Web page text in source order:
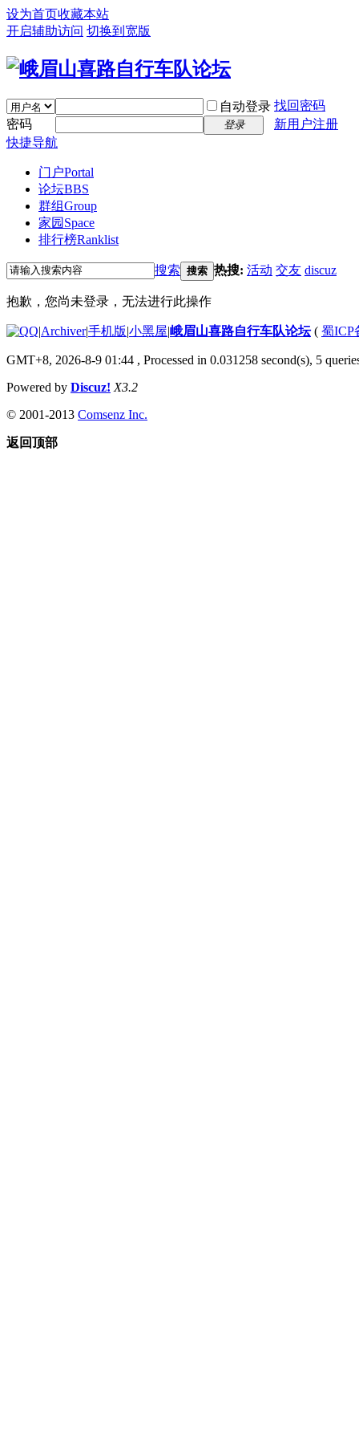
设为首页收藏本站
开启辅助访问 切换到宽版
自动登录 找回密码
密码
登录
新用户注册
快捷导航
门户Portal
论坛BBS
群组Group
家园 Space
排行榜Ranklist
搜索 搜索 热搜: 活动 交友 discuz
抱歉，您尚未登录，无法进行此操作
|Archiver|手机版|小黑屋|峨眉山喜路自行车队论坛( 蜀ICP
GMT+8, 2026-8-9 01:44 , Processed in 0.031258 second(s), 5
Powered by Discuz! X3.2
© 2001-2013 Comsenz Inc.
返回顶部